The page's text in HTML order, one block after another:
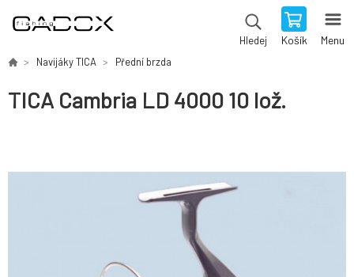
Hledej Košík Menu
Navijáky TICA Přední brzda
TICA Cambria LD 4000 10 lož.